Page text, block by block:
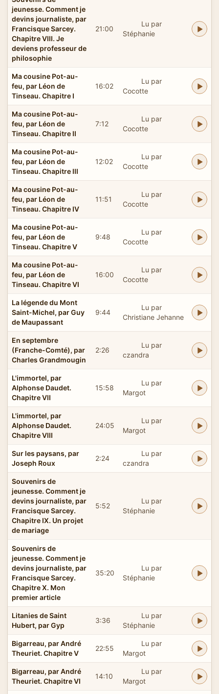
jeunesse. Comment je
devins journaliste, par
Francisque Sarcey.
Chapitre VIII. Je
deviens professeur de
philosophie
21:00
Lu par
Stéphanie
Ma cousine Pot-au-
feu, par Léon de
Tinseau. Chapitre I
16:02
Lu par
Cocotte
Ma cousine Pot-au-
feu, par Léon de
Tinseau. Chapitre II
7:12
Lu par
Cocotte
Ma cousine Pot-au-
feu, par Léon de
Tinseau. Chapitre III
12:02
Lu par
Cocotte
Ma cousine Pot-au-
feu, par Léon de
Tinseau. Chapitre IV
11:51
Lu par
Cocotte
Ma cousine Pot-au-
feu, par Léon de
Tinseau. Chapitre V
9:48
Lu par
Cocotte
Ma cousine Pot-au-
feu, par Léon de
Tinseau. Chapitre VI
16:00
Lu par
Cocotte
La légende du Mont
Saint-Michel, par Guy
de Maupassant
9:44
Lu par
Christiane Jehanne
En septembre
(Franche-Comté), par
Charles Grandmougin
2:26
Lu par
czandra
L'immortel, par
Alphonse Daudet.
Chapitre VII
15:58
Lu par
Margot
L'immortel, par
Alphonse Daudet.
Chapitre VIII
24:05
Lu par
Margot
Sur les paysans, par
Joseph Roux
2:24
Lu par
czandra
Souvenirs de
jeunesse. Comment je
devins journaliste, par
Francisque Sarcey.
Chapitre IX. Un projet
de mariage
5:52
Lu par
Stéphanie
Souvenirs de
jeunesse. Comment je
devins journaliste, par
Francisque Sarcey.
Chapitre X. Mon
premier article
35:20
Lu par
Stéphanie
Litanies de Saint
Hubert, par Gyp
3:36
Lu par
Stéphanie
Bigarreau, par André
Theuriet. Chapitre V
22:55
Lu par
Margot
Bigarreau, par André
Theuriet. Chapitre VI
14:10
Lu par
Margot